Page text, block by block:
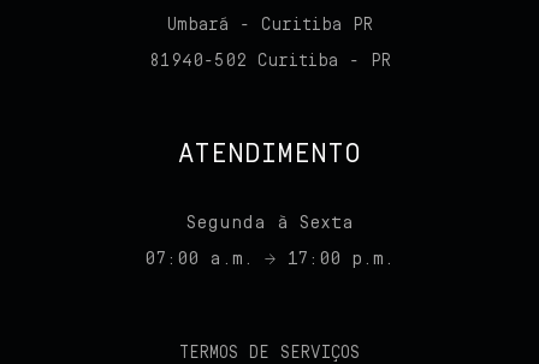
Umbará - Curitiba PR
81940-502 Curitiba - PR
ATENDIMENTO
Segunda à Sexta
07:00 a.m. → 17:00 p.m.
TERMOS DE SERVIÇOS